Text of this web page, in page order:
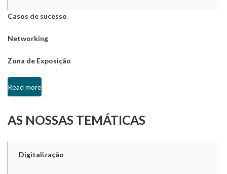
Casos de sucesso
Networking
Zona de Exposição
Read more
AS NOSSAS TEMÁTICAS
Digitalização